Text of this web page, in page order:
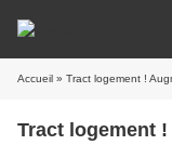
Accueil » Tract logement ! Augmentation
Tract logement